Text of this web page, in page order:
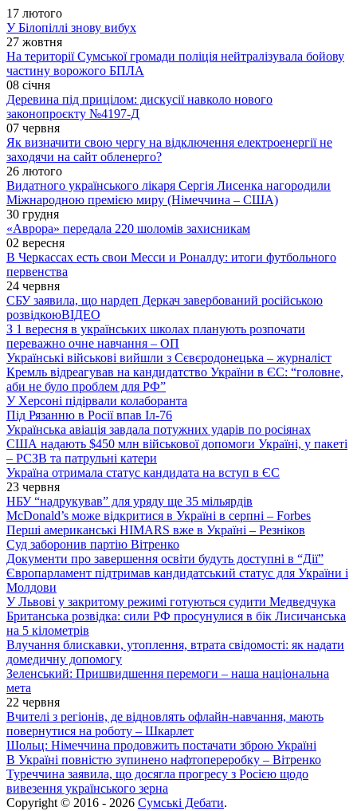
17 лютого
У Білопіллі знову вибух
27 жовтня
На території Сумської громади поліція нейтралізувала бойову
частину ворожого БПЛА
08 січня
Деревина під прицілом: дискусії навколо нового
законопроєкту №4197-Д
07 червня
Як визначити свою чергу на відключення електроенергії не
заходячи на сайт обленерго?
26 лютого
Видатного українського лікаря Сергія Лисенка нагородили
Міжнародною премією миру (Німеччина – США)
30 грудня
«Аврора» передала 220 шоломів захисникам
02 вересня
В Черкассах есть свои Месси и Роналду: итоги футбольного
первенства
24 червня
СБУ заявила, що нардеп Деркач завербований російською
розвідкоюВІДЕО
З 1 вересня в українських школах планують розпочати
переважно очне навчання – ОП
Українські військові вийшли з Сєвєродонецька – журналіст
Кремль відреагував на кандидатство України в ЄС: “головне,
аби не було проблем для РФ”
У Херсоні підірвали колаборанта
Під Рязанню в Росії впав Іл-76
Українська авіація завдала потужних ударів по росіянах
США надають $450 млн військової допомоги Україні, у пакеті
– РСЗВ та патрульні катери
Україна отримала статус кандидата на вступ в ЄС
23 червня
НБУ “надрукував” для уряду ще 35 мільярдів
McDonald’s може відкритися в Україні в серпні – Forbes
Перші американські HIMARS вже в Україні – Резніков
Суд заборонив партію Вітренко
Документи про завершення освіти будуть доступні в “Дії”
Європарламент підтримав кандидатський статус для України і
Молдови
У Львові у закритому режимі готуються судити Медведчука
Британська розвідка: сили РФ просунулися в бік Лисичанська
на 5 кілометрів
Влучання блискавки, утоплення, втрата свідомості: як надати
домедичну допомогу
Зеленський: Пришвидшення перемоги – наша національна
мета
22 червня
Вчителі з регіонів, де відновлять офлайн-навчання, мають
повернутися на роботу – Шкарлет
Шольц: Німеччина продовжить постачати зброю Україні
В Україні повністю зупинено нафтопереробку – Вітренко
Туреччина заявила, що досягла прогресу з Росією щодо
вивезення українського зерна
Copyright © 2016 - 2026 Сумські Дебати.